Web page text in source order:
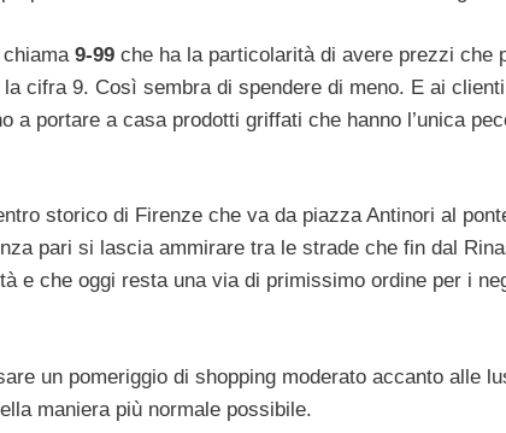
9-99 che ha la particolarità di avere prezzi che
cifra 9. Così sembra di spendere di meno. E ai
portare a casa prodotti griffati che hanno l’unica
storico di Firenze che va da piazza Antinori al
pari si lascia ammirare tra le strade che fin dal
e che oggi resta una via di primissimo ordine per i
un pomeriggio di shopping moderato accanto alle
maniera più normale possibile.